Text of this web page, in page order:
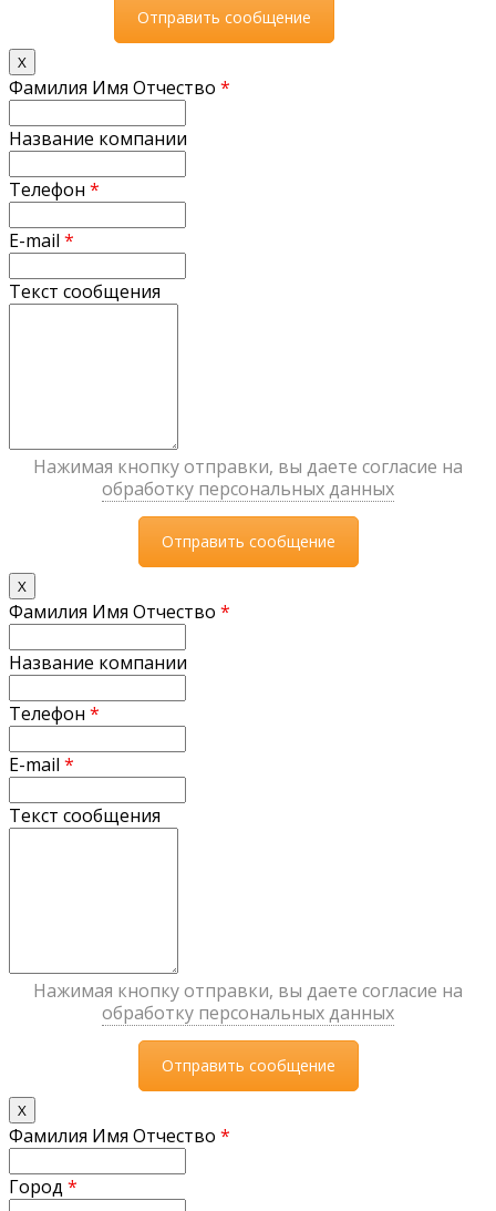
X
Фамилия Имя Отчество *
Название компании
Телефон *
E-mail *
Текст сообщения
Нажимая кнопку отправки, вы даете согласие на
обработку персональных данных
X
Фамилия Имя Отчество *
Название компании
Телефон *
E-mail *
Текст сообщения
Нажимая кнопку отправки, вы даете согласие на
обработку персональных данных
X
Фамилия Имя Отчество *
Город *